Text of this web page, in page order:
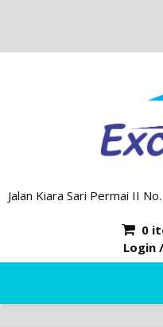
Jalan Kiara Sari Permai II
0
Login